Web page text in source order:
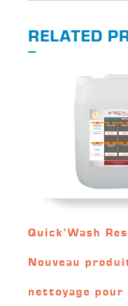
RELATED
Quick’Wash
Nouveau
nettoyage pour